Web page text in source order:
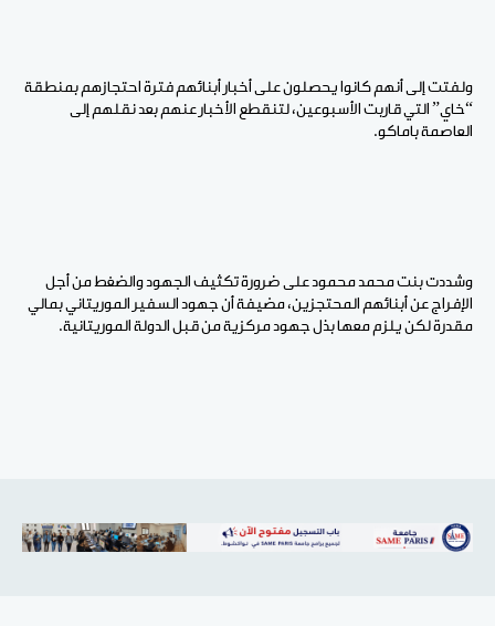
ولفتت إلى أنهم كانوا يحصلون على أخبار أبنائهم فترة احتجازهم بمنطقة
“خاي” التي قاربت الأسبوعين، لتنقطع الأخبار عنهم بعد نقلهم إلى
العاصمة باماكو.
وشددت بنت محمد محمود على ضرورة تكثيف الجهود والضغط من أجل
الإفراج عن أبنائهم المحتجزين، مضيفة أن جهود السفير الموريتاني بمالي
مقدرة لكن يلزم معها بذل جهود مركزية من قبل الدولة الموريتانية.